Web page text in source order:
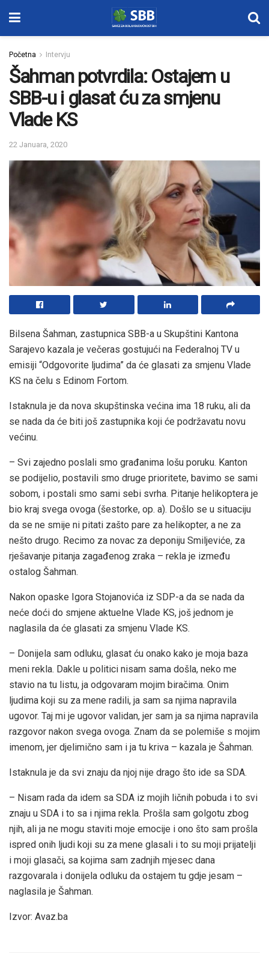
Početna Intervju
Šahman potvrdila: Ostajem u
SBB-u i glasat ću za smjenu
Vlade KS
22 Januara, 2020
Bilsena Šahman, zastupnica SBB-a u Skupštini Kantona
Sarajevo kazala je večeras gostujući na Federalnoj TV u
emisiji “Odgovorite ljudima” da će glasati za smjenu Vlade
KS na čelu s Edinom Fortom.
Istaknula je da nova skupštinska većina ima 18 ruku, ali da
se nada da će biti još zastupnika koji će podržavatu novu
većinu.
– Svi zajedno poslali smo građanima lošu poruku. Kanton
se podijelio, postavili smo druge prioritete, bavimo se sami
sobom, i postali smo sami sebi svrha. Pitanje helikoptera je
bio kraj svega ovoga (šestorke, op. a). Došlo se u situaciju
da se ne smije ni pitati zašto pare za helikopter, a ne za
nešto drugo. Recimo za novac za deponiju Smiljeviće, za
rješavanje pitanja zagađenog zraka – rekla je između
ostalog Šahman.
Nakon opaske Igora Stojanovića iz SDP-a da se nada da
neće doći do smjene aktuelne Vlade KS, još jednom je
naglasila da će glasati za smjenu Vlade KS.
– Donijela sam odluku, glasat ću onako kako je moja baza
meni rekla. Dakle u politici nisam sama došla, neko me
stavio na tu listu, ja odgovaram mojim biračima. Onim
ljudima koji su za mene radili, ja sam sa njima napravila
ugovor. Taj mi je ugovor validan, jer sam ja sa njima napravila
razgovor nakon svega ovoga. Znam da se polemiše s mojim
imenom, jer djelimično sam i ja tu kriva – kazala je Šahman.
Istaknula je da svi znaju da njoj nije drago što ide sa SDA.
– Nisam rada da idem sa SDA iz mojih ličnih pobuda i to svi
znaju u SDA i to sa i njima rekla. Prošla sam golgotu zbog
njih, ali ja ne mogu staviti moje emocije i ono što sam prošla
ispred onih ljudi koji su za mene glasali i to su moji prijatelji
i moji glasači, sa kojima sam zadnjih mjesec dana
razgovarala i donijela odluku da ostajem tu gdje jesam –
naglasila je Šahman.
Izvor: Avaz.ba